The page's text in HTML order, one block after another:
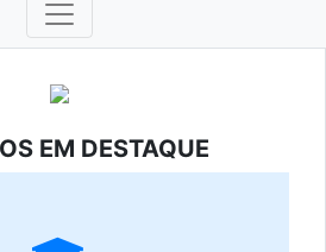
EM DESTAQUE